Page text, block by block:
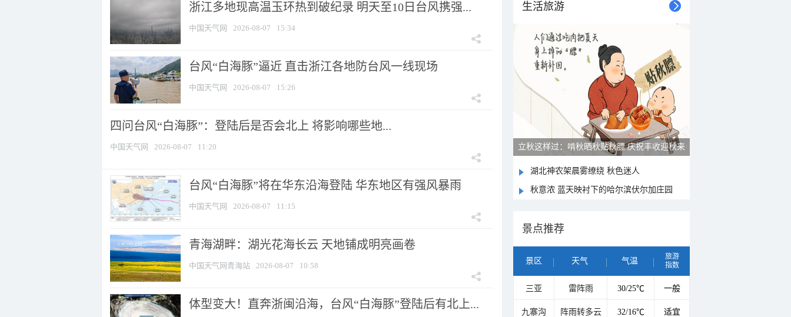
浙江多地现高温玉环热到破纪录 明天至10日台风携强...
中国天气网 2026-08-07 15:34
台风“白海豚”逼近 直击浙江各地防台风一线现场
中国天气网 2026-08-07 15:26
四问台风“白海豚”：登陆后是否会北上 将影响哪些地...
中国天气网 2026-08-07 11:20
台风“白海豚”将在华东沿海登陆 华东地区有强风暴雨
中国天气网 2026-08-07 11:15
青海湖畔：湖光花海长云 天地铺成明亮画卷
中国天气网青海站 2026-08-07 10:58
体型变大！直奔浙闽沿海，台风“白海豚”登陆后有北上...
生活旅游
雨后峨眉沟壑尽显 金顶显真容
湖北神农架晨雾缭绕 秋色迷人
秋意浓 蓝天映衬下的哈尔滨伏尔加庄园
景点推荐
景区 天气 气温
旅游
指数
三亚 雷阵雨 30/25℃ 一般
九寨沟 阵雨转多云 32/16℃ 适宜